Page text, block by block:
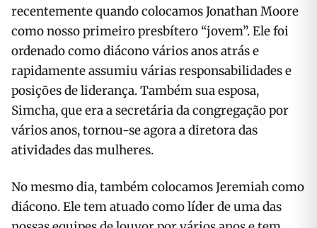
recentemente quando colocamos Jonathan Moore
como nosso primeiro presbítero “jovem”. Ele foi
ordenado como diácono vários anos atrás e
rapidamente assumiu várias responsabilidades e
posições de liderança. Também sua esposa,
Simcha, que era a secretária da congregação por
vários anos, tornou-se agora a diretora das
atividades das mulheres.
No mesmo dia, também colocamos Jeremiah como
diácono. Ele tem atuado como líder de uma das